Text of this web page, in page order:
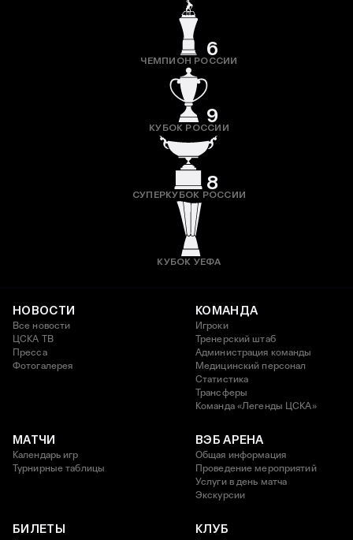
6
ЧЕМПИОН РОССИИ
9
КУБОК РОССИИ
8
СУПЕРКУБОК РОССИИ
КУБОК УЕФА
НОВОСТИ
Все новости
ЦСКА ТВ
Пресса
Фотогалерея
КОМАНДА
Игроки
Тренерский штаб
Администрация команды
Медицинский персонал
Статистика
Трансферы
Команда «Легенды ЦСКА»
МАТЧИ
Календарь игр
Турнирные таблицы
ВЭБ АРЕНА
Общая информация
Проведение мероприятий
Услуги в день матча
Экскурсии
БИЛЕТЫ КЛУБ